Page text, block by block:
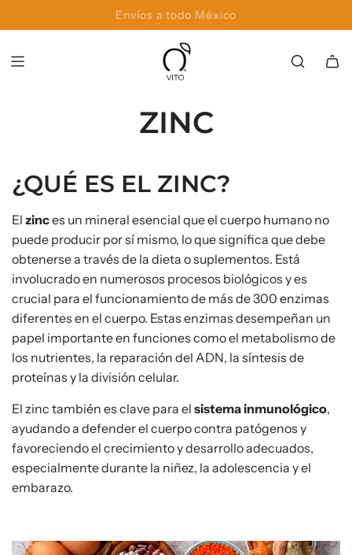
Envíos a todo México
Productos y formulas de alta calidad.
ZINC
¿QUÉ ES EL ZINC?
El zinces un mineral esencial que el cuerpo humano no
puede producir por sí mismo, lo que significa que debe
obtenerse a través de la dieta o suplementos. Está
involucrado en numerosos procesos biológicos y es
crucial para el funcionamiento de más de 300 enzimas
diferentes en el cuerpo. Estas enzimas desempeñan un
papel importante en funciones como el metabolismo de
los nutrientes, la reparación del ADN, la síntesis de
proteínas y la división celular.
El zinc también es clave para el sistema inmunológico,
ayudando a defender el cuerpo contra patógenos y
favoreciendo el crecimiento y desarrollo adecuados,
especialmente durante la niñez, la adolescencia y el
embarazo.